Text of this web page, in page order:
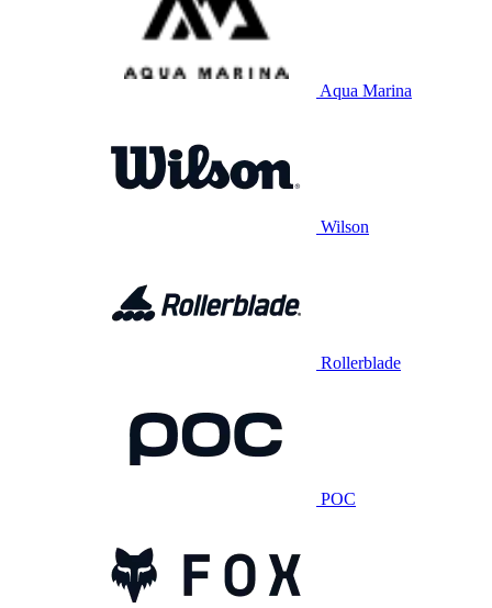
Aqua Marina
Wilson
Rollerblade
POC